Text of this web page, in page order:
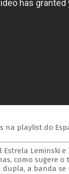
na playlist do
Leminski
como sugere
a banda